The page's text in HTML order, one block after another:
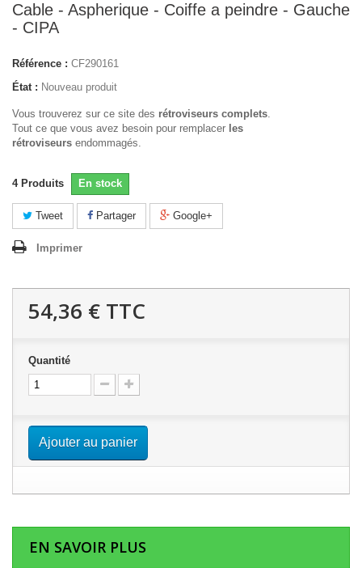
Cable - Aspherique - Coiffe a peindre - Gauche
- CIPA
Référence : CF290161
État : Nouveau produit
Vous trouverez sur ce site des rétroviseurs complets.
Tout ce que vous avez besoin pour remplacer les
rétroviseurs endommagés.
4 Produits En stock
Tweet Partager Google+
Imprimer
54,36 € TTC
Quantité
Ajouter au panier
EN SAVOIR PLUS